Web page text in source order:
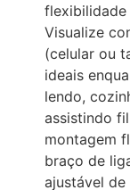
flexibilidade
Visualize
(celular ou
ideais
lendo,
assistindo
montagem
braço de
ajustável